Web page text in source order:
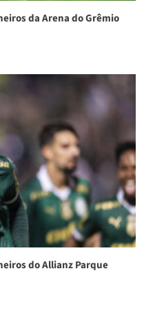
da Arena do Grêmio
do Allianz Parque